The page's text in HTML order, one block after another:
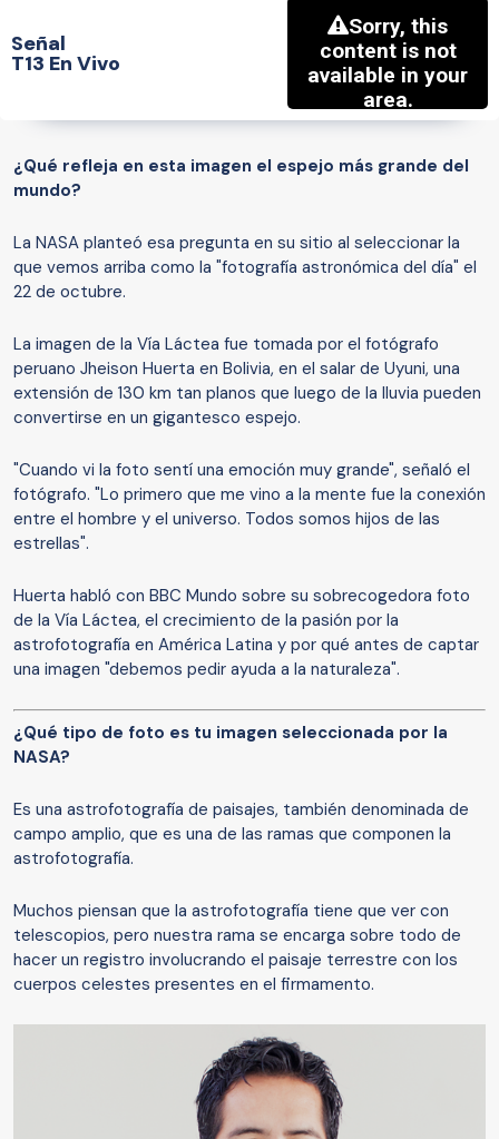
Señal
T13 En Vivo
¿Qué refleja en esta imagen el espejo más grande del
mundo?
La NASA planteó esa pregunta en su sitio al seleccionar la
que vemos arriba como la "fotografía astronómica del día" el
22 de octubre.
La imagen de la Vía Láctea fue tomada por el fotógrafo
peruano Jheison Huerta en Bolivia, en el salar de Uyuni, una
extensión de 130 km tan planos que luego de la lluvia pueden
convertirse en un gigantesco espejo.
"Cuando vi la foto sentí una emoción muy grande", señaló el
fotógrafo. "Lo primero que me vino a la mente fue la conexión
entre el hombre y el universo. Todos somos hijos de las
estrellas".
Huerta habló con BBC Mundo sobre su sobrecogedora foto
de la Vía Láctea, el crecimiento de la pasión por la
astrofotografía en América Latina y por qué antes de captar
una imagen "debemos pedir ayuda a la naturaleza".
¿Qué tipo de foto es tu imagen seleccionada por la
NASA?
Es una astrofotografía de paisajes, también denominada de
campo amplio, que es una de las ramas que componen la
astrofotografía.
Muchos piensan que la astrofotografía tiene que ver con
telescopios, pero nuestra rama se encarga sobre todo de
hacer un registro involucrando el paisaje terrestre con los
cuerpos celestes presentes en el firmamento.